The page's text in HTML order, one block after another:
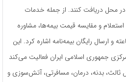
در محل دریافت کنند. از جمله خدمات
و مقایسه قیمت بیمه‌ها، مشاوره
رایگان، پشتیبانی 24 ساعته و ارسال رایگان بیمه‌نامه اشاره کرد. این
جمهوری اسلامی ایران فعالیت می‌کند
بدنه، درمان، مسافرتی، آتش‌سوزی و